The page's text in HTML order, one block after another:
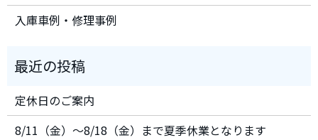
入庫車例・修理事例
定休日のご案内
8/11（金）～8/18（金）まで夏季休業となります